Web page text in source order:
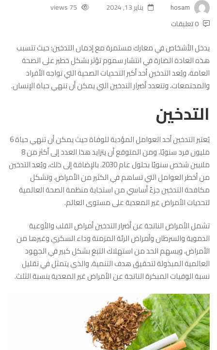
يناير 13, 2024
75 views
0 تعليقات
يدخل الأشخاص في معارك مستمرة مع إدمان التدخين؛ حيث تتسبب
هذه العادة الضارة في انتشار سموم تؤثر بشكل خطير على الصحة
العامة، ويُعد التدخين أحد أكبر التحديات الصحية التي تواجه الأفراد
والمجتمعات، وتتعدد أضرار التدخين التي يمكن أن تنهي حياة الإنسان.
التدخين
يُعتبر التدخين أحد العوامل المؤدية للوفاة حيث يمكن أن تنهي حياة 6
مليون فرد سنويًا، ومن المتوقع أن يتزايد هذا العدد إلى أكثر من 8
ملايين شخص سنويًا بحلول عام 2030. بالإضافة إلى ذلك، ويُعد التدخين
من أخطر العوامل التي تساهم في الكثير من الأمراض، وتشكل
مكافحة التدخين جزءً أساسي من استجابة منظمة الصحة العالمية
لتحديات الأمراض غير المعدية على مستوى العالم.
تشمل الأمراض الناتجة عن أضرار التدخين أمراض القلب والأوعية
الدموية والسرطان وأمراض الرئة المزمنة وداء السكري وغيرها من
الأمراض، ويسهم الحد من استهلاك التبغ بشكل كبير في الجهود
العالمية المبذولة لتحقيق هدف التنمية، والذي يتمثل في تقليل
نسبة الوفيات المبكرة الناتجة عن الأمراض غير المعدية بنسبة الثلث.